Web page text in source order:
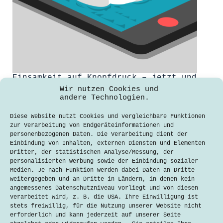
Wir nutzen Cookies und
andere Technologien.
Diese Website nutzt Cookies und vergleichbare Funktionen
zur Verarbeitung von Endgeräteinformationen und
personenbezogenen Daten. Die Verarbeitung dient der
Einbindung von Inhalten, externen Diensten und Elementen
Dritter, der statistischen Analyse/Messung, der
personalisierten Werbung sowie der Einbindung sozialer
Medien. Je nach Funktion werden dabei Daten an Dritte
weitergegeben und an Dritte in Ländern, in denen kein
angemessenes Datenschutzniveau vorliegt und von diesen
verarbeitet wird, z. B. die USA. Ihre Einwilligung ist
stets freiwillig, für die Nutzung unserer Website nicht
erforderlich und kann jederzeit auf unserer Seite
Einsamkeit auf Knopfdruck – jetzt und
7. August 2020
Der Klassiker bei
Vorstellungsgesprächen und der
Liebling des Personalleiters: „Wo
sehen Sie sich in fünf Jahren?“ Keine
Frage birgt mehr Tücken als diese und
doch gehört sie zum
Vorstellungsgespräch wie das Amen in
der Kirche. Es würde interessanter
ablaufen, wenn…
Lesen